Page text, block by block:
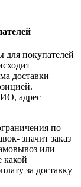
для покупателей
доставки
адрес
по
значит заказ
или
какой
за доставку